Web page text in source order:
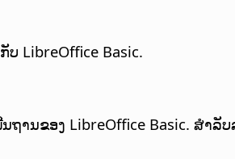
LibreOffice Basic.
ານຂອງ LibreOffice Basic. ສຳລັ